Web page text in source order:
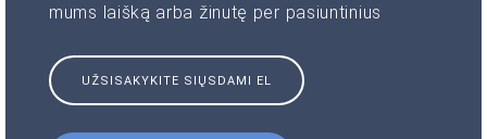
mums laišką arba žinutę per pasiuntinius
UŽSISAKYKITE SIŲSDAMI EL